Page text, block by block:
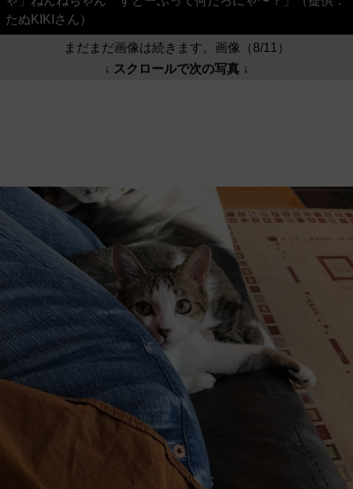
たぬKIKIさん）
まだまだ画像は続きます。画像（8/11）
↓ スクロールで次の写真 ↓